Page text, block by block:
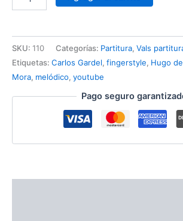
SKU: 110 Categorías: Partitura, Vals
Etiquetas: Carlos Gardel, fingerstyle, Hugo
Mora, melódico, youtube
Pago seguro